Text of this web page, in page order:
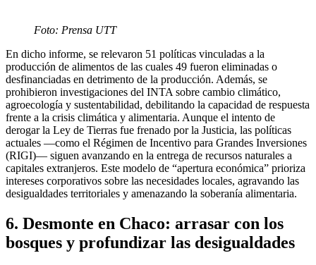
Foto: Prensa UTT
En dicho informe, se relevaron 51 políticas vinculadas a la
producción de alimentos de las cuales 49 fueron eliminadas o
desfinanciadas en detrimento de la producción. Además, se
prohibieron investigaciones del INTA sobre cambio climático,
agroecología y sustentabilidad, debilitando la capacidad de respuesta
frente a la crisis climática y alimentaria. Aunque el intento de
derogar la Ley de Tierras fue frenado por la Justicia, las políticas
actuales —como el Régimen de Incentivo para Grandes Inversiones
(RIGI)— siguen avanzando en la entrega de recursos naturales a
capitales extranjeros. Este modelo de “apertura económica” prioriza
intereses corporativos sobre las necesidades locales, agravando las
desigualdades territoriales y amenazando la soberanía alimentaria.
6. Desmonte en Chaco: arrasar con los
bosques y profundizar las desigualdades